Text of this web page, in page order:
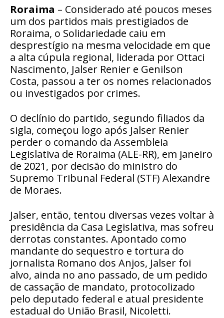
Roraima – Considerado até poucos meses
um dos partidos mais prestigiados de
Roraima, o Solidariedade caiu em
desprestígio na mesma velocidade em que
a alta cúpula regional, liderada por Ottaci
Nascimento, Jalser Renier e Genilson
Costa, passou a ter os nomes relacionados
ou investigados por crimes.
O declínio do partido, segundo filiados da
sigla, começou logo após Jalser Renier
perder o comando da Assembleia
Legislativa de Roraima (ALE-RR), em janeiro
de 2021, por decisão do ministro do
Supremo Tribunal Federal (STF) Alexandre
de Moraes.
Jalser, então, tentou diversas vezes voltar à
presidência da Casa Legislativa, mas sofreu
derrotas constantes. Apontado como
mandante do sequestro e tortura do
jornalista Romano dos Anjos, Jalser foi
alvo, ainda no ano passado, de um pedido
de cassação de mandato, protocolizado
pelo deputado federal e atual presidente
estadual do União Brasil, Nicoletti.